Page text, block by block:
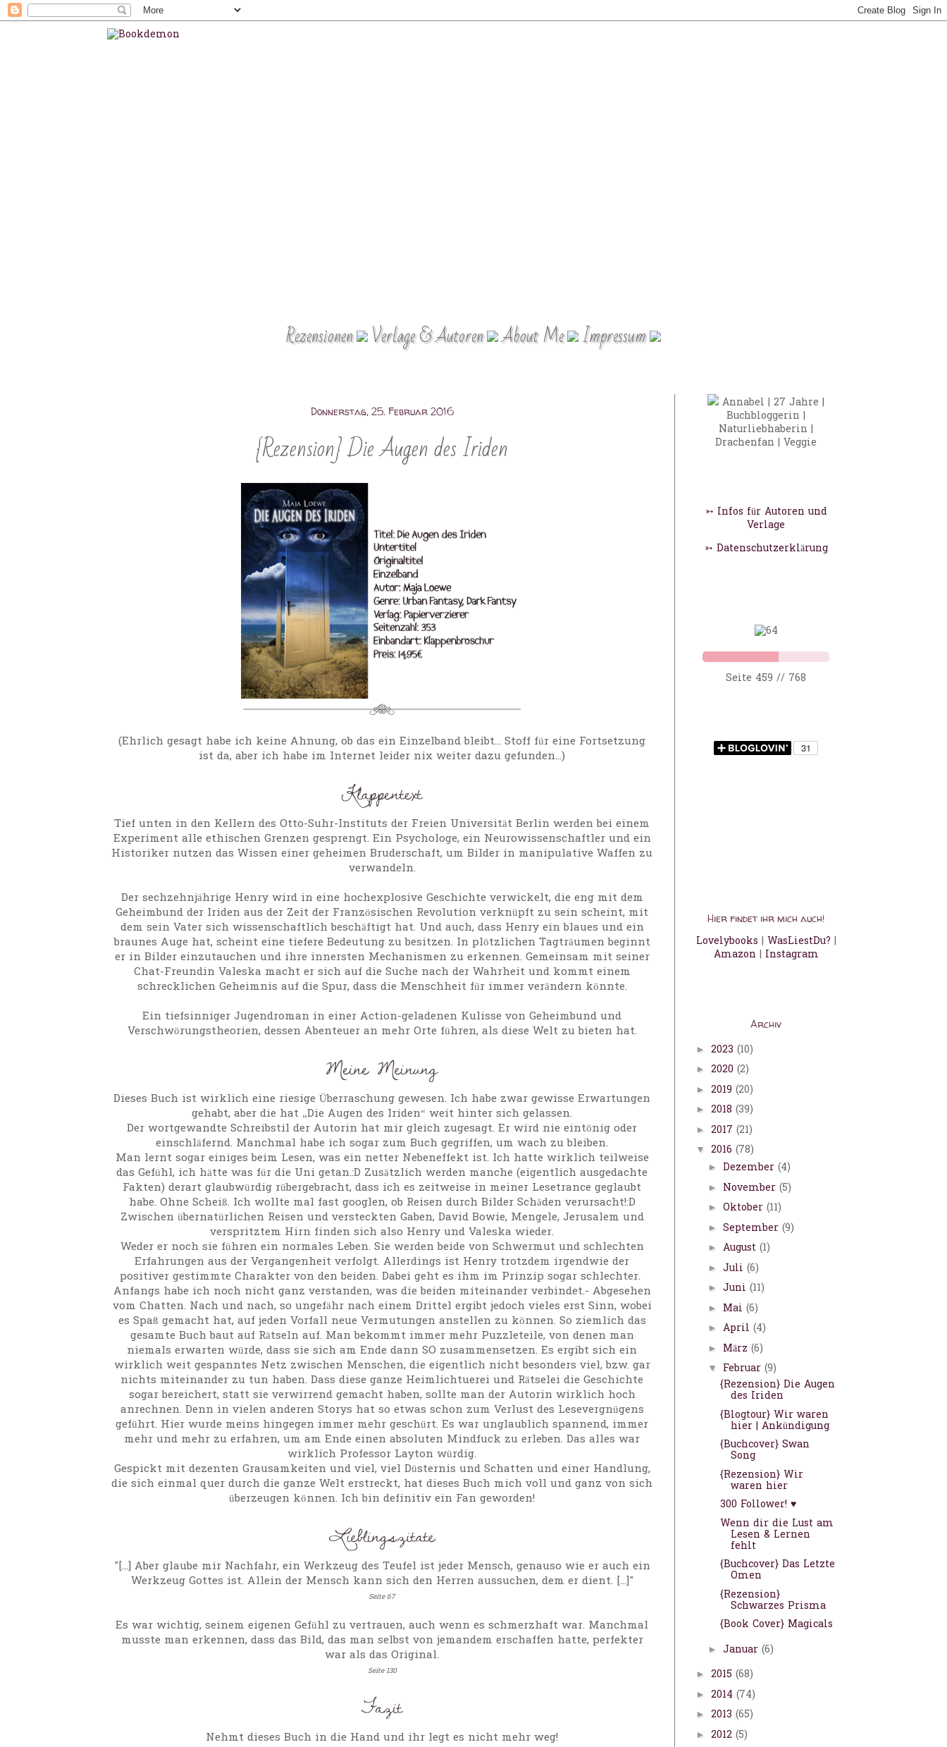
Rezensionen Verlage & Autoren About Me Impressum
Donnerstag, 25. Februar 2016
{Rezension} Die Augen des Iriden
(Ehrlich gesagt habe ich keine Ahnung, ob das ein Einzelband bleibt... Stoff für eine Fortsetzung
ist da, aber ich habe im Internet leider nix weiter dazu gefunden...)
Tief unten in den Kellern des Otto-Suhr-Instituts der Freien Universität Berlin werden bei einem
Experiment alle ethischen Grenzen gesprengt. Ein Psychologe, ein Neurowissenschaftler und ein
Historiker nutzen das Wissen einer geheimen Bruderschaft, um Bilder in manipulative Waffen zu
verwandeln.
Der sechzehnjährige Henry wird in eine hochexplosive Geschichte verwickelt, die eng mit dem
Geheimbund der Iriden aus der Zeit der Französischen Revolution verknüpft zu sein scheint, mit
dem sein Vater sich wissenschaftlich beschäftigt hat. Und auch, dass Henry ein blaues und ein
braunes Auge hat, scheint eine tiefere Bedeutung zu besitzen. In plötzlichen Tagträumen beginnt
er in Bilder einzutauchen und ihre innersten Mechanismen zu erkennen. Gemeinsam mit seiner
Chat-Freundin Valeska macht er sich auf die Suche nach der Wahrheit und kommt einem
schrecklichen Geheimnis auf die Spur, dass die Menschheit für immer verändern könnte.
Ein tiefsinniger Jugendroman in einer Action-geladenen Kulisse von Geheimbund und
Verschwörungstheorien, dessen Abenteuer an mehr Orte führen, als diese Welt zu bieten hat.
Dieses Buch ist wirklich eine riesige Überraschung gewesen. Ich habe zwar gewisse Erwartungen
gehabt, aber die hat „Die Augen des Iriden“ weit hinter sich gelassen.
Der wortgewandte Schreibstil der Autorin hat mir gleich zugesagt. Er wird nie eintönig oder
einschläfernd. Manchmal habe ich sogar zum Buch gegriffen, um wach zu bleiben.
Man lernt sogar einiges beim Lesen, was ein netter Nebeneffekt ist. Ich hatte wirklich teilweise
das Gefühl, ich hätte was für die Uni getan.:D Zusätzlich werden manche (eigentlich ausgedachte
Fakten) derart glaubwürdig rübergebracht, dass ich es zeitweise in meiner Lesetrance geglaubt
habe. Ohne Scheiß. Ich wollte mal fast googlen, ob Reisen durch Bilder Schäden verursacht!:D
Zwischen übernatürlichen Reisen und versteckten Gaben, David Bowie, Mengele, Jerusalem und
verspritztem Hirn finden sich also Henry und Valeska wieder.
Weder er noch sie führen ein normales Leben. Sie werden beide von Schwermut und schlechten
Erfahrungen aus der Vergangenheit verfolgt. Allerdings ist Henry trotzdem irgendwie der
positiver gestimmte Charakter von den beiden. Dabei geht es ihm im Prinzip sogar schlechter.
Anfangs habe ich noch nicht ganz verstanden, was die beiden miteinander verbindet.- Abgesehen
vom Chatten. Nach und nach, so ungefähr nach einem Drittel ergibt jedoch vieles erst Sinn, wobei
es Spaß gemacht hat, auf jeden Vorfall neue Vermutungen anstellen zu können. So ziemlich das
gesamte Buch baut auf Rätseln auf. Man bekommt immer mehr Puzzleteile, von denen man
niemals erwarten würde, dass sie sich am Ende dann SO zusammensetzen. Es ergibt sich ein
wirklich weit gespanntes Netz zwischen Menschen, die eigentlich nicht besonders viel, bzw. gar
nichts miteinander zu tun haben. Dass diese ganze Heimlichtuerei und Rätselei die Geschichte
sogar bereichert, statt sie verwirrend gemacht haben, sollte man der Autorin wirklich hoch
anrechnen. Denn in vielen anderen Storys hat so etwas schon zum Verlust des Lesevergnügens
geführt. Hier wurde meins hingegen immer mehr geschürt. Es war unglaublich spannend, immer
mehr und mehr zu erfahren, um am Ende einen absoluten Mindfuck zu erleben. Das alles war
wirklich Professor Layton würdig.
Gespickt mit dezenten Grausamkeiten und viel, viel Düsternis und Schatten und einer Handlung,
die sich einmal quer durch die ganze Welt erstreckt, hat dieses Buch mich voll und ganz von sich
überzeugen können. Ich bin definitiv ein Fan geworden!
"[...] Aber glaube mir Nachfahr, ein Werkzeug des Teufel ist jeder Mensch, genauso wie er auch ein
Werkzeug Gottes ist. Allein der Mensch kann sich den Herren aussuchen, dem er dient. [...]"
Seite 67
Es war wichtig, seinem eigenen Gefühl zu vertrauen, auch wenn es schmerzhaft war. Manchmal
musste man erkennen, dass das Bild, das man selbst von jemandem erschaffen hatte, perfekter
war als das Original.
Seite 130
Nehmt dieses Buch in die Hand und ihr legt es nicht mehr weg!
Annabel | 27 Jahre |
Buchbloggerin |
Naturliebhaberin |
Drachenfan | Veggie
➳ Infos für Autoren und
Verlage
➳ Datenschutzerklärung
Seite 459 // 768
Hier findet ihr mich auch!
Lovelybooks | WasLiestDu? |
Amazon | Instagram
Archiv
► 2023 (10)
► 2020 (2)
► 2019 (20)
► 2018 (39)
► 2017 (21)
▼ 2016 (78)
► Dezember (4)
► November (5)
► Oktober (11)
► September (9)
► August (1)
► Juli (6)
► Juni (11)
► Mai (6)
► April (4)
► März (6)
▼ Februar (9)
{Rezension} Die Augen
des Iriden
{Blogtour} Wir waren
hier | Ankündigung
{Buchcover} Swan
Song
{Rezension} Wir
waren hier
300 Follower! ♥
Wenn dir die Lust am
Lesen & Lernen
fehlt
{Buchcover} Das Letzte
Omen
{Rezension}
Schwarzes Prisma
{Book Cover} Magicals
► Januar (6)
► 2015 (68)
► 2014 (74)
► 2013 (65)
► 2012 (5)